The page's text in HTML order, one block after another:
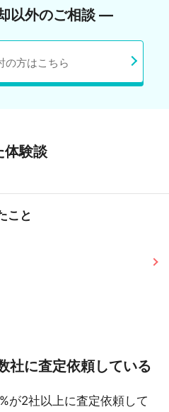
以外のご相談 ―
の方はこちら
体験談
こと
社に査定依頼している
が2社以上に査定依頼して